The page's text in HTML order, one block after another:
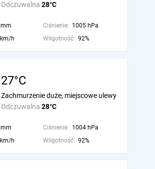
Odczuwalna 28°C
Ciśnienie: 1005 hPa
h Wilgotność: 92%
27°C
Odczuwalna 28°C
Zachmurzenie duże, miejscowe ulewy
Ciśnienie: 1004 hPa
h Wilgotność: 92%